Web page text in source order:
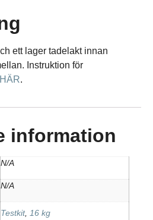
ett lager tadelakt innan
Instruktion för
HÄR.
information
N/A
N/A
Testkit, 16 kg